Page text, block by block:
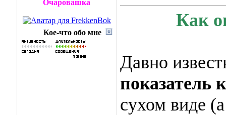
Очаровашка
Кое-что обо мне
Как
Давно
показатель
сухом виде